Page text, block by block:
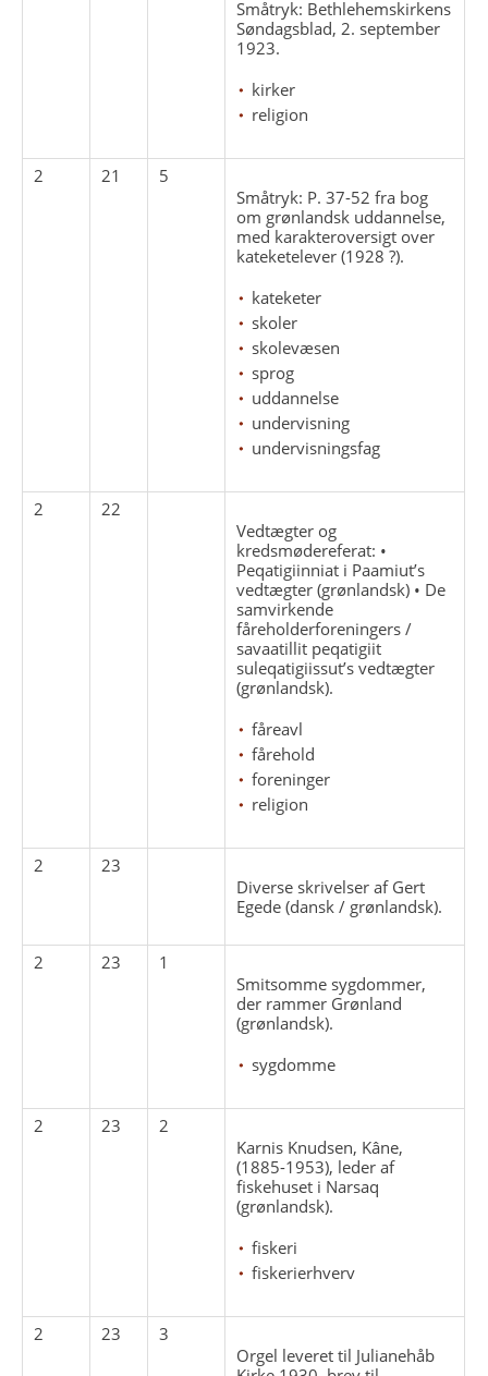
Småtryk: Bethlehemskirkens
Søndagsblad, 2. september
1923.
kirker
religion
2 21
5
Småtryk: P. 37-52 fra bog
om grønlandsk uddannelse,
med karakteroversigt over
kateketelever (1928 ?).
kateketer
skoler
skolevæsen
sprog
uddannelse
undervisning
undervisningsfag
2
22
Vedtægter og
kredsmødereferat: •
Peqatigiinniat i Paamiut’s
vedtægter (grønlandsk) • De
samvirkende
fåreholderforeningers /
savaatillit peqatigiit
suleqatigiissut’s vedtægter
(grønlandsk).
fåreavl
fårehold
foreninger
religion
2
23
Diverse skrivelser af Gert
Egede (dansk / grønlandsk).
2 23
1
Smitsomme sygdommer,
der rammer Grønland
(grønlandsk).
sygdomme
2 23
2
Karnis Knudsen, Kâne,
(1885-1953), leder af
fiskehuset i Narsaq
(grønlandsk).
fiskeri
fiskerierhverv
2 23
3
Orgel leveret til Julianehåb